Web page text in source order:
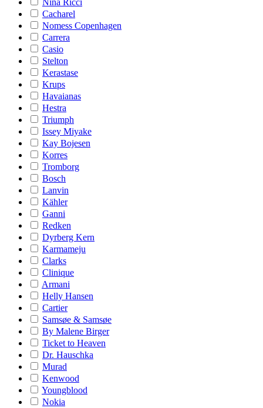
Nina Ricci
Cacharel
Nomess Copenhagen
Carrera
Casio
Stelton
Kerastase
Krups
Havaianas
Hestra
Triumph
Issey Miyake
Kay Bojesen
Korres
Tromborg
Bosch
Lanvin
Kähler
Ganni
Redken
Dyrberg Kern
Karmameju
Clarks
Clinique
Armani
Helly Hansen
Cartier
Samsøe & Samsøe
By Malene Birger
Ticket to Heaven
Dr. Hauschka
Murad
Kenwood
Youngblood
Nokia